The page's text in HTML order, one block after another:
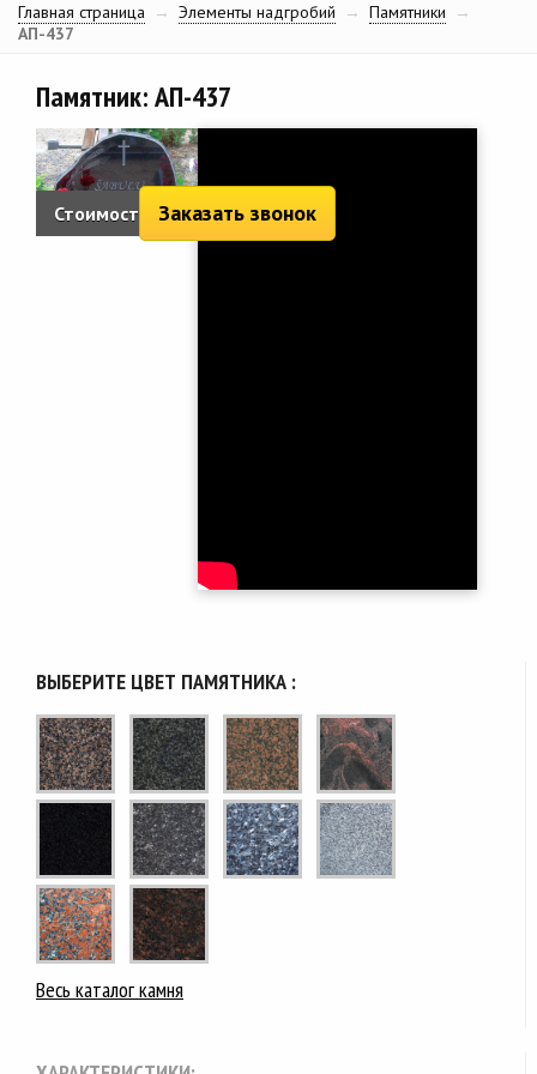
Главная страница → Элементы надгробий → Памятники
→
АП-437
Памятник: АП-437
Стоимость: 2 050 руб.
Заказать звонок
ВЫБЕРИТЕ ЦВЕТ ПАМЯТНИКА :
Весь каталог камня